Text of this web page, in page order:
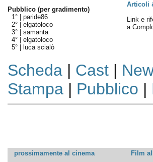
Pubblico (per gradimento)
1° | paride86
2° | elgatoloco
3° | samanta
4° | elgatoloco
5° |
luca scialò
Articoli
Link e
a
Scheda| Cast|
Stampa| Pubblico |
prossimamente al cinema
Film